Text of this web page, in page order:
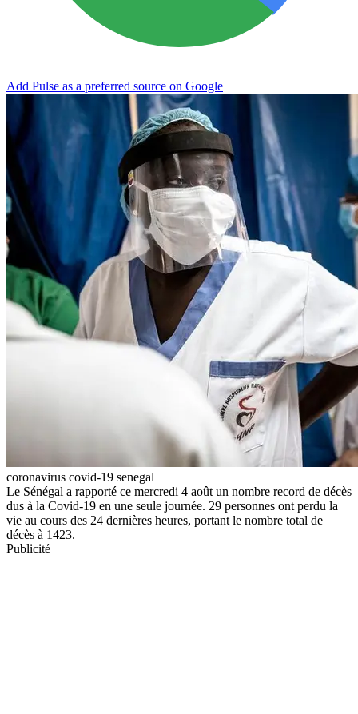
Add Pulse as a preferred source on Google
coronavirus covid-19 senegal
Le Sénégal a rapporté ce mercredi 4 août un nombre record de décès
dus à la Covid-19 en une seule journée. 29 personnes ont perdu la
vie au cours des 24 dernières heures, portant le nombre total de
décès à 1423.
Publicité